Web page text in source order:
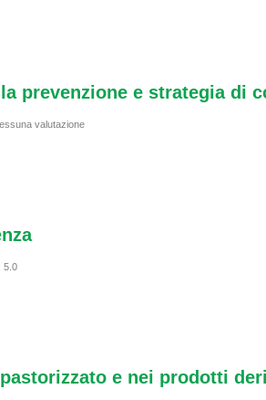
prevenzione e strategia di
valutazione
5.0
e nei prodotti